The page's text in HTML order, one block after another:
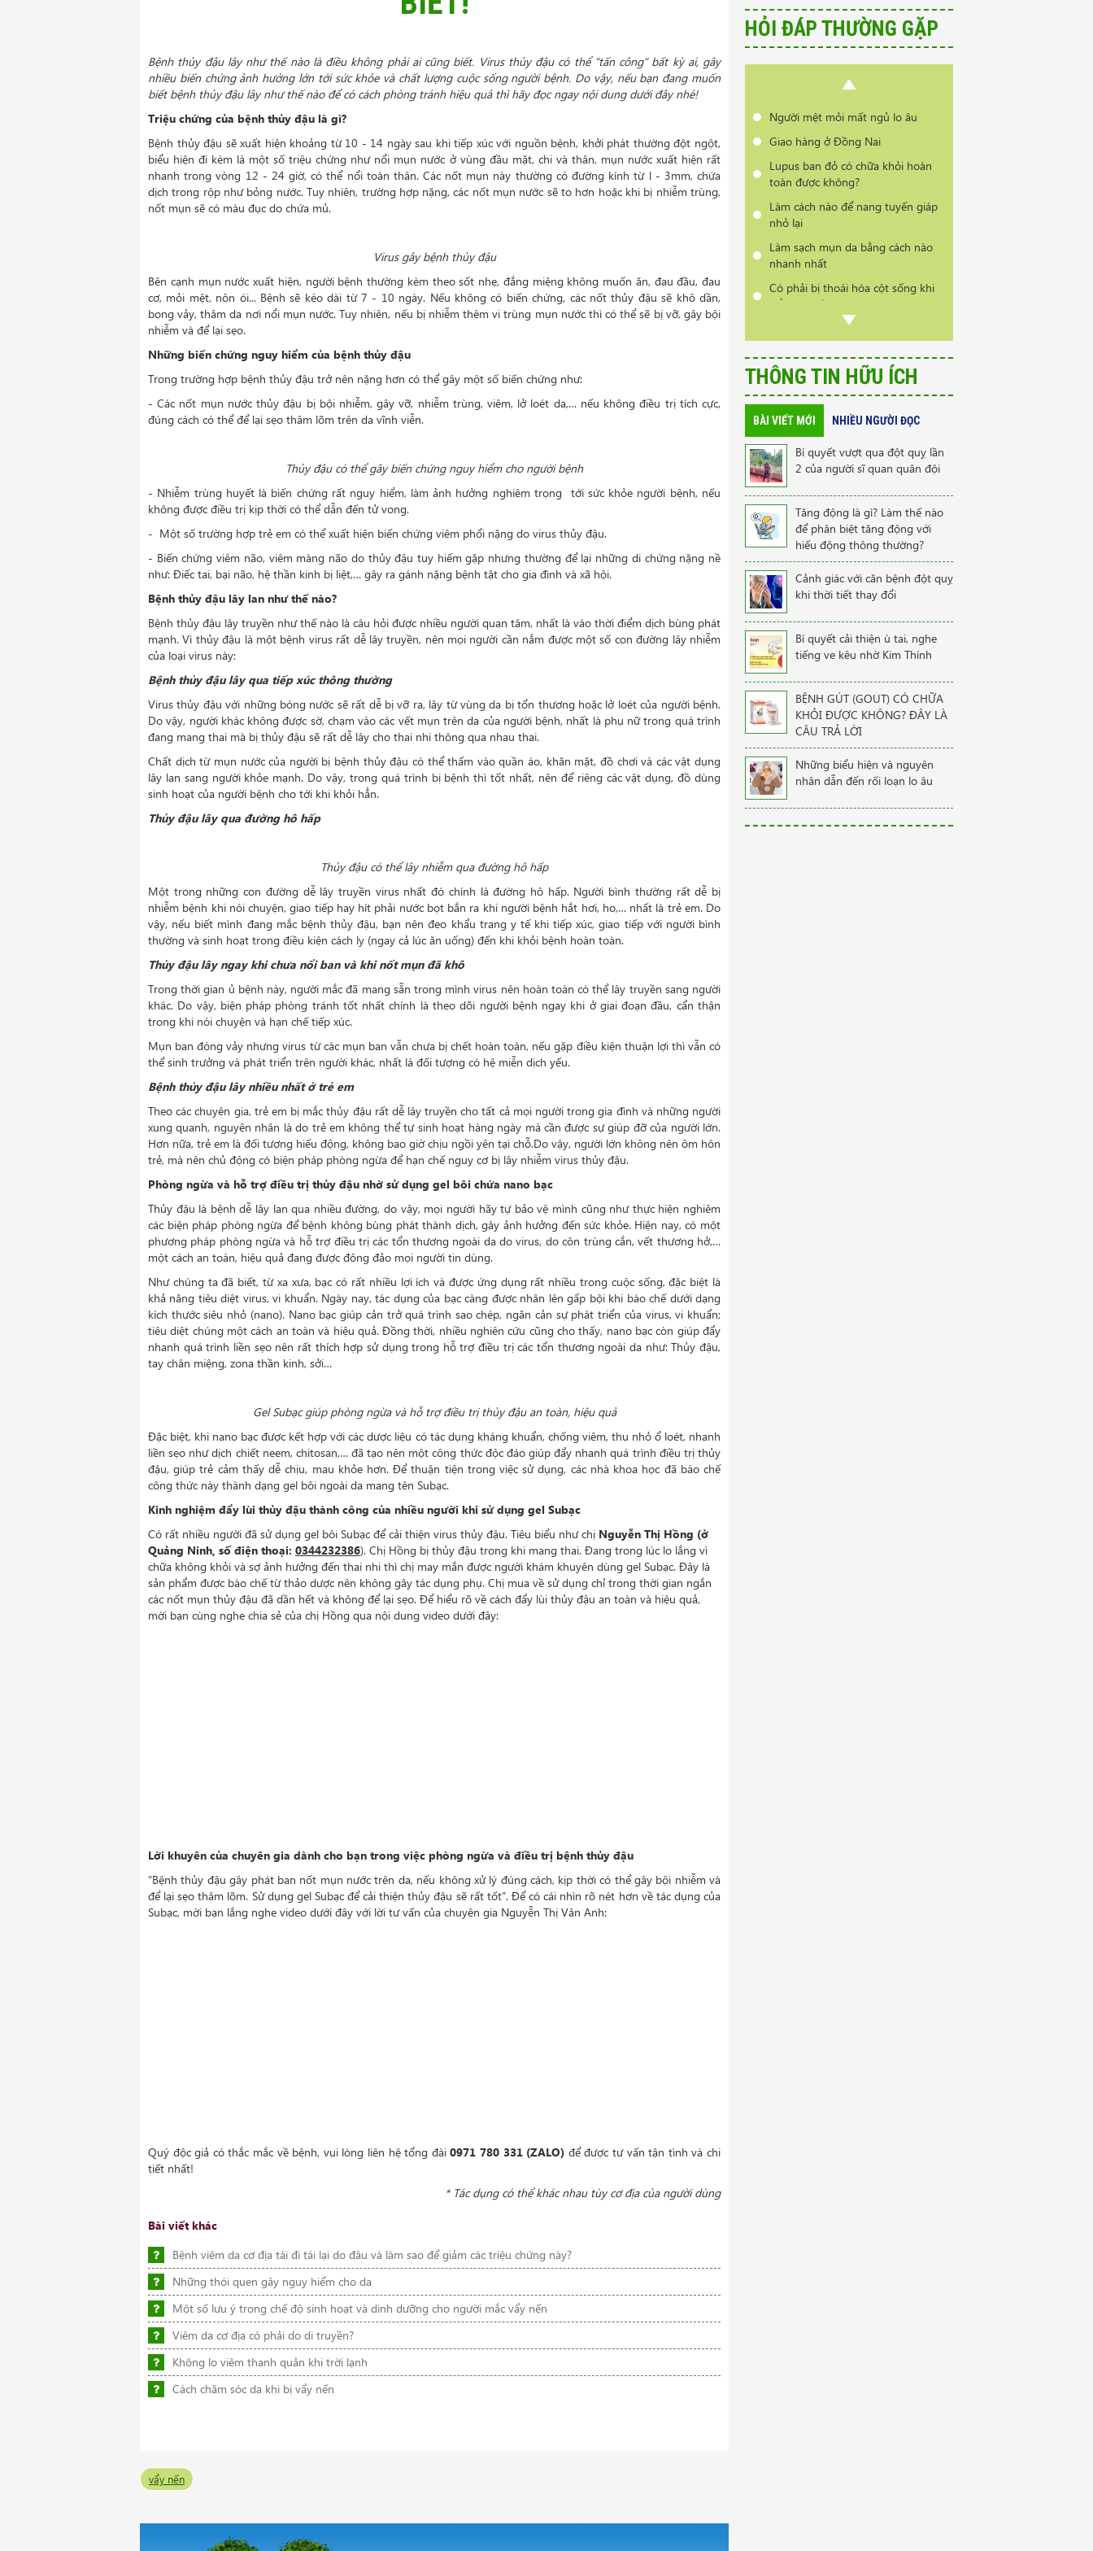
Bệnh thủy đậu lây như thế nàolà điều không phải ai cũng biết. Virus thủy đậu có thể “tấn công” bất kỳ ai, gây
nhiều biến chứng ảnh hưởng lớn tới sức khỏe và chất lượng cuộc sống người bệnh. Do vậy, nếu bạn đang muốn
biết bệnh thủy đậu lây như thế nào để có cách phòng tránh hiệu quả thì hãy đọc ngay nội dung dưới đây nhé!
Triệu chứng của bệnh thủy đậu là gì?
Bệnh thủy đậu sẽ xuất hiện khoảng từ 10 - 14 ngày sau khi tiếp xúc với nguồn bệnh, khởi phát thường đột ngột,
biểu hiện đi kèm là một số triệu chứng như nổi mụn nước ở vùng đầu mặt, chi và thân, mụn nước xuất hiện rất
nhanh trong vòng 12 - 24 giờ, có thể nổi toàn thân. Các nốt mụn này thường có đường kính từ l - 3mm, chứa
dịch trong rộp như bỏng nước. Tuy nhiên, trường hợp nặng, các nốt mụn nước sẽ to hơn hoặc khi bị nhiễm trùng,
nốt mụn sẽ có màu đục do chứa mủ.
Virus gây bệnh thủy đậu
Bên cạnh mụn nước xuất hiện, người bệnh thường kèm theo sốt nhẹ, đắng miệng không muốn ăn, đau đầu, đau
cơ, mỏi mệt, nôn ói... Bệnh sẽ kéo dài từ 7 - 10 ngày. Nếu không có biến chứng, các nốt thủy đậu sẽ khô dần,
bong vảy, thâm da nơi nổi mụn nước. Tuy nhiên, nếu bị nhiễm thêm vi trùng mụn nước thì có thể sẽ bị vỡ, gây bội
nhiễm và để lại sẹo.
Những biến chứng nguy hiểm của bệnh thủy đậu
Trong trường hợp bệnh thủy đậu trở nên nặng hơn có thể gây một số biến chứng như:
- Các nốt mụn nước thủy đậu bị bội nhiễm, gây vỡ, nhiễm trùng, viêm, lở loét da,… nếu không điều trị tích cực,
đúng cách có thể để lại sẹo thâm lõm trên da vĩnh viễn.
Thủy đậu có thể gây biến chứng nguy hiểm cho người bệnh
- Nhiễm trùng huyết là biến chứng rất nguy hiểm, làm ảnh hưởng nghiêm trọng tới sức khỏe người bệnh, nếu
không được điều trị kịp thời có thể dẫn đến tử vong.
- Một số trường hợp trẻ em có thể xuất hiện biến chứng viêm phổi nặng do virus thủy đậu.
- Biến chứng viêm não, viêm màng não do thủy đậu tuy hiếm gặp nhưng thường để lại những di chứng nặng nề
như: Điếc tai, bại não, hệ thần kinh bị liệt,… gây ra gánh nặng bệnh tật cho gia đình và xã hội.
Bệnh thủy đậu lây lan như thế nào?
Bệnh thủy đậu lây truyền như thế nào là câu hỏi được nhiều người quan tâm, nhất là vào thời điểm dịch bùng phát
mạnh. Vì thủy đậu là một bệnh virus rất dễ lây truyền, nên mọi người cần nắm được một số con đường lây nhiễm
của loại virus này:
Bệnh thủy đậu lây qua tiếp xúc thông thường
Virus thủy đậu với những bóng nước sẽ rất dễ bị vỡ ra, lây từ vùng da bị tổn thương hoặc lở loét của người bệnh.
Do vậy, người khác không được sờ, chạm vào các vết mụn trên da của người bệnh, nhất là phụ nữ trong quá trình
đang mang thai mà bị thủy đậu sẽ rất dễ lây cho thai nhi thông qua nhau thai.
Chất dịch từ mụn nước của người bị bệnh thủy đậu có thể thấm vào quần áo, khăn mặt, đồ chơi và các vật dụng
lây lan sang người khỏe mạnh. Do vậy, trong quá trình bị bệnh thì tốt nhất, nên để riêng các vật dụng, đồ dùng
sinh hoạt của người bệnh cho tới khi khỏi hẳn.
Thủy đậu lây qua đường hô hấp
Thủy đậu có thể lây nhiễm qua đường hô hấp
Một trong những con đường dễ lây truyền virus nhất đó chính là đường hô hấp. Người bình thường rất dễ bị
nhiễm bệnh khi nói chuyện, giao tiếp hay hít phải nước bọt bắn ra khi người bệnh hắt hơi, ho,… nhất là trẻ em. Do
vậy, nếu biết mình đang mắc bệnh thủy đậu, bạn nên đeo khẩu trang y tế khi tiếp xúc, giao tiếp với người bình
thường và sinh hoạt trong điều kiện cách ly (ngay cả lúc ăn uống) đến khi khỏi bệnh hoàn toàn.
Thủy đậu lây ngay khi chưa nổi ban và khi nốt mụn đã khô
Trong thời gian ủ bệnh này, người mắc đã mang sẵn trong mình virus nên hoàn toàn có thể lây truyền sang người
khác. Do vậy, biện pháp phòng tránh tốt nhất chính là theo dõi người bệnh ngay khi ở giai đoạn đầu, cẩn thận
trong khi nói chuyện và hạn chế tiếp xúc.
Mụn ban đóng vảy nhưng virus từ các mụn ban vẫn chưa bị chết hoàn toàn, nếu gặp điều kiện thuận lợi thì vẫn có
thể sinh trưởng và phát triển trên người khác, nhất là đối tượng có hệ miễn dịch yếu.
Bệnh thủy đậu lây nhiều nhất ở trẻ em
Theo các chuyên gia, trẻ em bị mắc thủy đậu rất dễ lây truyền cho tất cả mọi người trong gia đình và những người
xung quanh, nguyên nhân là do trẻ em không thể tự sinh hoạt hàng ngày mà cần được sự giúp đỡ của người lớn.
Hơn nữa, trẻ em là đối tượng hiếu động, không bao giờ chịu ngồi yên tại chỗ.Do vậy, người lớn không nên ôm hôn
trẻ, mà nên chủ động có biện pháp phòng ngừa để hạn chế nguy cơ bị lây nhiễm virus thủy đậu.
Phòng ngừa và hỗ trợ điều trị thủy đậu nhờ sử dụng gel bôi chứa nano bạc
Thủy đậu là bệnh dễ lây lan qua nhiều đường, do vậy, mọi người hãy tự bảo vệ mình cũng như thực hiện nghiêm
các biện pháp phòng ngừa để bệnh không bùng phát thành dịch, gây ảnh hưởng đến sức khỏe. Hiện nay, có một
phương pháp phòng ngừa và hỗ trợ điều trị các tổn thương ngoài da do virus, do côn trùng cắn, vết thương hở,…
một cách an toàn, hiệu quả đang được đông đảo mọi người tin dùng.
Như chúng ta đã biết, từ xa xưa, bạc có rất nhiều lợi ích và được ứng dụng rất nhiều trong cuộc sống, đặc biệt là
khả năng tiêu diệt virus, vi khuẩn. Ngày nay, tác dụng của bạc càng được nhân lên gấp bội khi bào chế dưới dạng
kích thước siêu nhỏ (nano). Nano bạc giúp cản trở quá trình sao chép, ngăn cản sự phát triển của virus, vi khuẩn;
tiêu diệt chúng một cách an toàn và hiệu quả. Đồng thời, nhiều nghiên cứu cũng cho thấy, nano bạc còn giúp đẩy
nhanh quá trình liền sẹo nên rất thích hợp sử dụng trong hỗ trợ điều trị các tổn thương ngoài da như: Thủy đậu,
tay chân miệng, zona thần kinh, sởi…
Gel Subạc giúp phòng ngừa và hỗ trợ điều trị thủy đậu an toàn, hiệu quả
Đặc biệt, khi nano bạc được kết hợp với các dược liệu có tác dụng kháng khuẩn, chống viêm, thu nhỏ ổ loét, nhanh
liền sẹo như dịch chiết neem, chitosan,… đã tạo nên một công thức độc đáo giúp đẩy nhanh quá trình điều trị thủy
đậu, giúp trẻ cảm thấy dễ chịu, mau khỏe hơn. Để thuận tiện trong việc sử dụng, các nhà khoa học đã bào chế
công thức này thành dạng gel bôi ngoài da mang tên Subạc.
Kinh nghiệm đẩy lùi thủy đậu thành công của nhiều người khi sử dụng gel Subạc
Có rất nhiều người đã sử dụng gel bôi Subạc để cải thiện virus thủy đậu. Tiêu biểu như chị Nguyễn Thị Hồng (ở
Quảng Ninh, số điện thoại: 0344232386). Chị Hồng bị thủy đậu trong khi mang thai. Đang trong lúc lo lắng vì
chữa không khỏi và sợ ảnh hưởng đến thai nhi thì chị may mắn được người khám khuyên dùng gel Subạc. Đây là
sản phẩm được bào chế từ thảo dược nên không gây tác dụng phụ. Chị mua về sử dụng chỉ trong thời gian ngắn
các nốt mụn thủy đậu đã dần hết và không để lại sẹo. Để hiểu rõ về cách đẩy lùi thủy đậu an toàn và hiệu quả,
mời bạn cùng nghe chia sẻ của chị Hồng qua nội dung video dưới đây:
Lời khuyên của chuyên gia dành cho bạn trong việc phòng ngừa và điều trị bệnh thủy đậu
“Bệnh thủy đậu gây phát ban nốt mụn nước trên da, nếu không xử lý đúng cách, kịp thời có thể gây bội nhiễm và
để lại sẹo thâm lõm. Sử dụng gel Subạc để cải thiện thủy đậu sẽ rất tốt”. Để có cái nhìn rõ nét hơn về tác dụng của
Subạc, mời bạn lắng nghe video dưới đây với lời tư vấn của chuyên gia Nguyễn Thị Vân Anh:
Quý độc giả có thắc mắc về bệnh, vui lòng liên hệ tổng đài0971 780 331 (ZALO) để được tư vấn tận tình và chi
tiết nhất!
* Tác dụng có thể khác nhau tùy cơ địa của người dùng
Bài viết khác
Bệnh viêm da cơ địa tái đi tái lại do đâu và làm sao để giảm các triệu chứng này?
Những thói quen gây nguy hiểm cho da
Một số lưu ý trong chế độ sinh hoạt và dinh dưỡng cho người mắc vẩy nến
Viêm da cơ địa có phải do di truyền?
Không lo viêm thanh quản khi trời lạnh
Cách chăm sóc da khi bị vẩy nến
vẩy nến
HỎI ĐÁP THƯỜNG GẶP
Có phải bị thoái hóa cột sống khi
đổi thời tiết?
Cần tư vấn sản phẩm trị vẩy nến
da đầu
Điều trị viêm thanh quản
Người mệt mỏi mất ngủ lo âu
Giao hàng ở Đồng Nai
Lupus ban đỏ có chữa khỏi hoàn
toàn được không?
Làm cách nào để nang tuyến giáp
nhỏ lại
Làm sạch mụn da bằng cách nào
nhanh nhất
Có phải bị thoái hóa cột sống khi
đổi thời tiết?
THÔNG TIN HỮU ÍCH
BÀI VIẾT MỚI NHIỀU NGƯỜI ĐỌC
Bí quyết vượt qua đột quỵ lần
2 của người sĩ quan quân đội
Tăng động là gì? Làm thế nào
để phân biệt tăng động với
hiếu động thông thường?
Cảnh giác với căn bệnh đột quỵ
khi thời tiết thay đổi
Bí quyết cải thiện ù tai, nghe
tiếng ve kêu nhờ Kim Thính
BỆNH GÚT (GOUT) CÓ CHỮA
KHỎI ĐƯỢC KHÔNG? ĐÂY LÀ
CÂU TRẢ LỜI
Những biểu hiện và nguyên
nhân dẫn đến rối loạn lo âu